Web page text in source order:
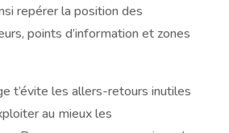
repérer la position des
points d’information et zones
t’évite les allers-retours inutiles
au mieux les